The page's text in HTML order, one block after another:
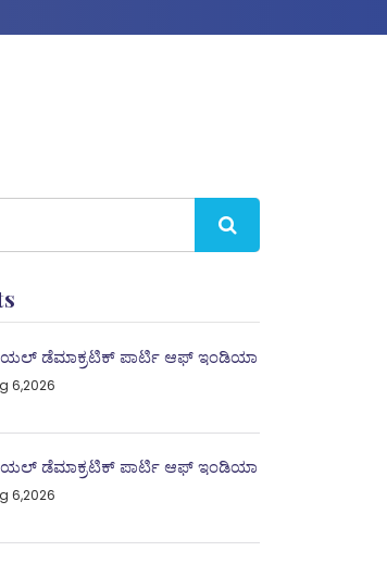
ಡೆಮಾಕ್ರಟಿಕ್ ಪಾರ್ಟಿ ಆಫ್ ಇಂಡಿಯಾ
6,2026
ಡೆಮಾಕ್ರಟಿಕ್ ಪಾರ್ಟಿ ಆಫ್ ಇಂಡಿಯಾ
6,2026